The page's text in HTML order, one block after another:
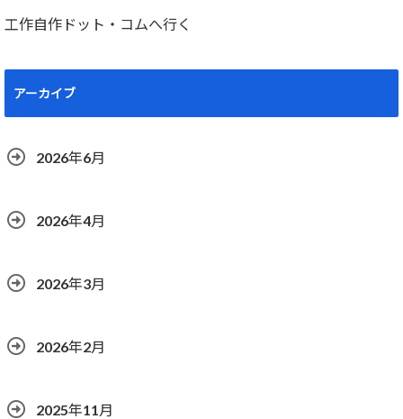
工作自作ドット・コムへ行く
アーカイブ
2026年6月
2026年4月
2026年3月
2026年2月
2025年11月